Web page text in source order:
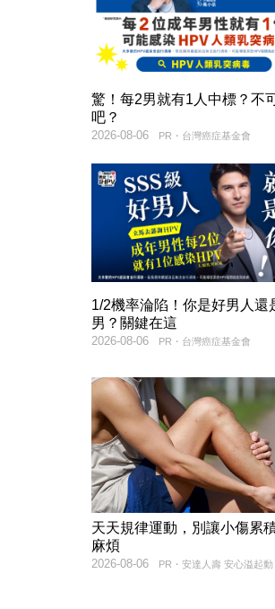
驚！每2男就有1人中標？不
吧？
PR・台灣癌症基金會
2026-08-06
1/2機率淪陷！你是好男人還
男？關鍵在這
PR・台灣癌症基金會
2026-08-06
天天規律運動，別讓小傷累
麻煩
PR・安達人壽 安心溢起動
2026-08-06